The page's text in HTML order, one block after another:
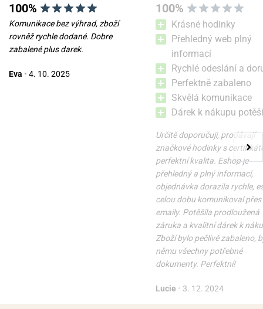
100%
Komunikace bez výhrad, zboží
rovněž rychle dodané. Dobre
zabalené plus darek.
Eva • 4. 10. 2025
100%
Krásné hodinky
Přehledný web plný
informací
Rychlé odeslání a
Perfektně zabaleno
Skvělá komunikace
Dárek k nákupu
Určitě doporučuji, prodávají
značkové hodinky s
perfektní kvalita. Eshop je
přehledný a plný informací,
objednávka dorazila rychle,
celou dobu komunikoval přes
emaily. Potěšila prodloužená
záruka a kvalitní dárek k
Zboží bylo pečlivě zabaleno,
němu všechny potřebné
dokumenty. Perfektní!
Lucie • 3. 12. 2024